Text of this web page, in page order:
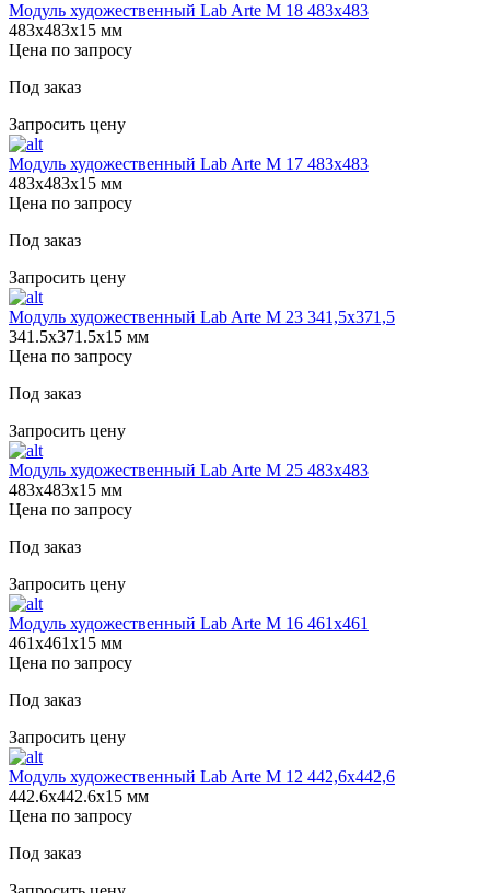
Модуль художественный Lab Arte М 18 483х483
483х483х15 мм
Цена по запросу
Под заказ
Запросить цену
Модуль художественный Lab Arte М 17 483х483
483х483х15 мм
Цена по запросу
Под заказ
Запросить цену
Модуль художественный Lab Arte М 23 341,5х371,5
341.5х371.5х15 мм
Цена по запросу
Под заказ
Запросить цену
Модуль художественный Lab Arte М 25 483х483
483х483х15 мм
Цена по запросу
Под заказ
Запросить цену
Модуль художественный Lab Arte М 16 461х461
461х461х15 мм
Цена по запросу
Под заказ
Запросить цену
Модуль художественный Lab Arte М 12 442,6х442,6
442.6х442.6х15 мм
Цена по запросу
Под заказ